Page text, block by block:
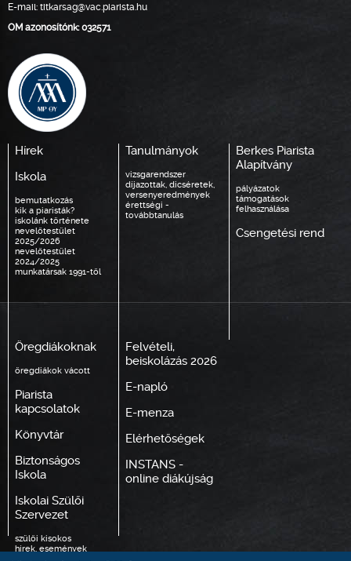
E-mail: titkarsag@vac.piarista.hu
OM azonosítónk: 032571
Hírek
Iskola
bemutatkozás
kik a piaristák?
iskolánk története
nevelőtestület
2025/2026
nevelőtestület
2024/2025
munkatársak 1991-től
Tanulmányok
vizsgarendszer
díjazottak, dicséretek,
versenyeredmények
érettségi -
továbbtanulás
Berkes Piarista
Alapítvány
pályázatok
támogatások
felhasználása
Csengetési rend
Öregdiákoknak
öregdiákok vácott
Piarista
kapcsolatok
Könyvtár
Biztonságos
Iskola
Iskolai Szülői
Szervezet
szülői kisokos
hírek, események
Felvételi,
beiskolázás 2026
E-napló
E-menza
Elérhetőségek
INSTANS -
online diákújság